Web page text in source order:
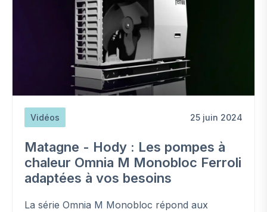
Vidéos 25 juin 2024
Matagne - Hody : Les pompes à
chaleur Omnia M Monobloc Ferroli
adaptées à vos besoins
La série Omnia M Monobloc répond aux